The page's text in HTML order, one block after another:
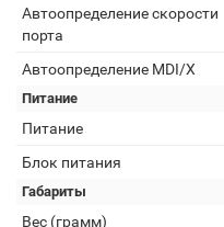
Автоопределение скорости
порта
Автоопределение MDI/X
Питание
Питание
Блок питания
Габариты
Вес (грамм)